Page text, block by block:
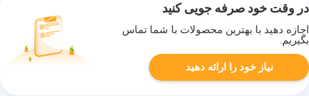
در وقت خود صرفه جویی کنید
اجازه دهید با بهترین محصولات با شما تماس
بگیریم.
نیاز خود را ارائه دهید